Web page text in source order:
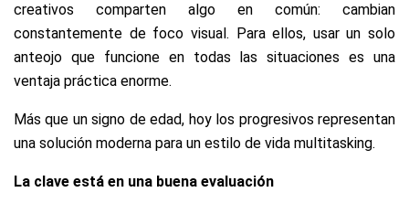
creativos comparten algo en común: cambian
constantemente de foco visual. Para ellos, usar un solo
anteojo que funcione en todas las situaciones es una
ventaja práctica enorme.
Más que un signo de edad, hoy los progresivos representan
una solución moderna para un estilo de vida multitasking.
La clave está en una buena evaluación